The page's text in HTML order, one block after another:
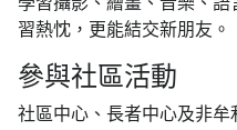
習熱忱，更能結交新朋友。
參與社區活動
社區中心、長者中心及非